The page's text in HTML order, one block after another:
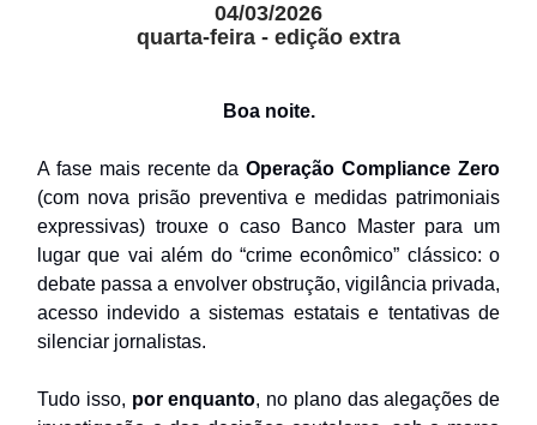
04/03/2026
quarta-feira - edição extra
Boa noite.
A fase mais recente daOperação Compliance Zero
(com nova prisão preventiva e medidas patrimoniais
expressivas) trouxe o caso Banco Master para um
lugar que vai além do “crime econômico” clássico: o
debate passa a envolver obstrução, vigilância privada,
acesso indevido a sistemas estatais e tentativas de
silenciar jornalistas.
Tudo isso, por enquanto, no plano das alegações de